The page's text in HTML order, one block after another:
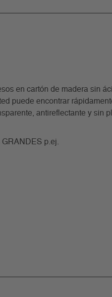
en cartón de madera sin
puede encontrar
antireflectante y sin
p.ej.